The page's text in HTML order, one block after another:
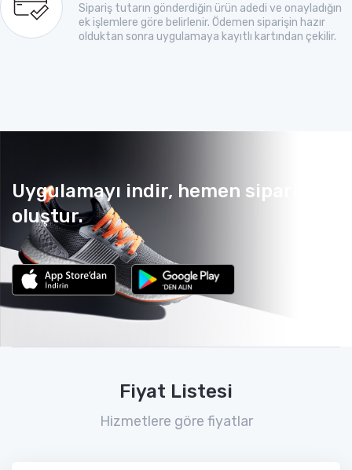
Sipariş tutarın gönderdiğin ürün adedi ve onayladığın
ek işlemlere göre belirlenir. Ödemen siparişin hazır
olduktan sonra uygulamaya kayıtlı kartından çekilir.
Uygulamayı indir, hemen sipariş
oluştur.
Fiyat Listesi
Hizmetlere göre fiyatlar